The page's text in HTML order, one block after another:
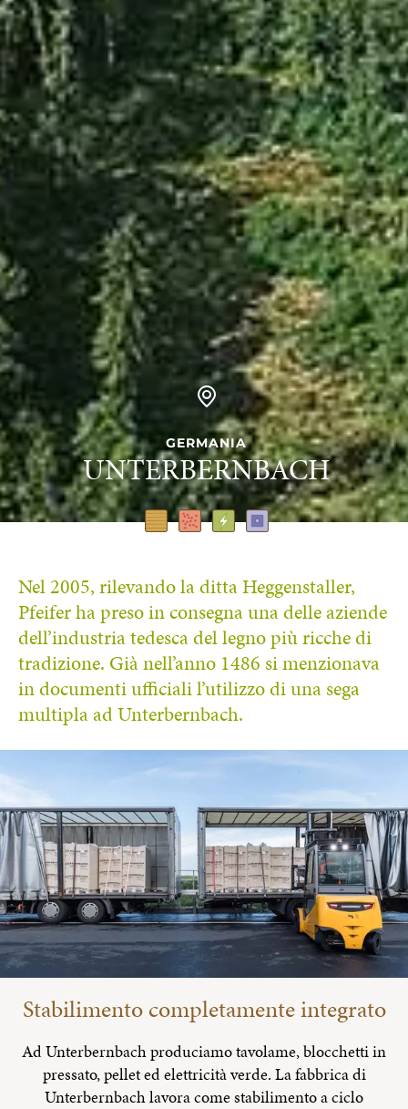
GERMANIA
UNTERBERNBACH
Nel 2005, rilevando la ditta Heggenstaller,
Pfeifer ha preso in consegna una delle aziende
dell’industria tedesca del legno più ricche di
tradizione. Già nell’anno 1486 si menzionava
in documenti ufficiali l’utilizzo di una sega
multipla ad Unterbernbach.
Stabilimento completamente integrato
Ad Unterbernbach produciamo tavolame, blocchetti in
pressato, pellet ed elettricità verde. La fabbrica di
Unterbernbach lavora come stabilimento a ciclo